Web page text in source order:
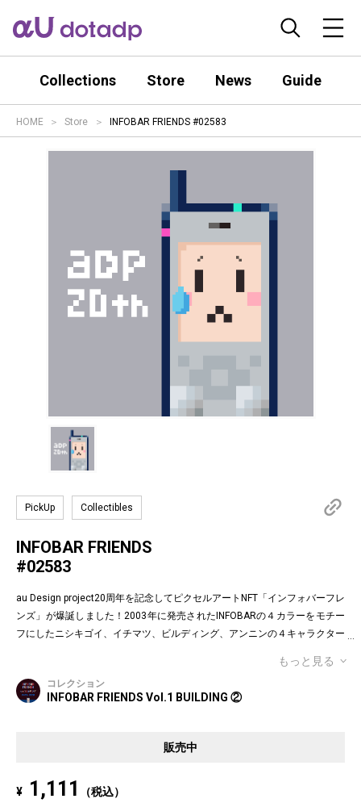
Collections Store News Guide
HOME Store INFOBAR FRIENDS #02583
PickUp Collectibles
INFOBAR FRIENDS
#02583
au Design project20周年を記念してピクセルアートNFT「インフォバーフレ
ンズ」が爆誕しました！2003年に発売されたINFOBARの４カラーをモチー
フにしたニシキゴイ、イチマツ、ビルディング、アンニンの４キャラクター
れていた懐かしの絵文字！第１弾は全て絵柄の異なるaDp20thロゴ入り特別
版です。「キャラクター×表情×背景色」の組み合わせパターンは3,200種類
♪あなたのお気に入りはどれですか？
Pixel art NFT "INFOBAR Friends" was created to commemorate the 20th a
3. The expressions on the INFOBAR FRIENDS' faces are nostalgic pictogra
もっと見る
コレクション
INFOBAR FRIENDS Vol.1 BUILDING ②
販売中
¥ 1,111 （税込）